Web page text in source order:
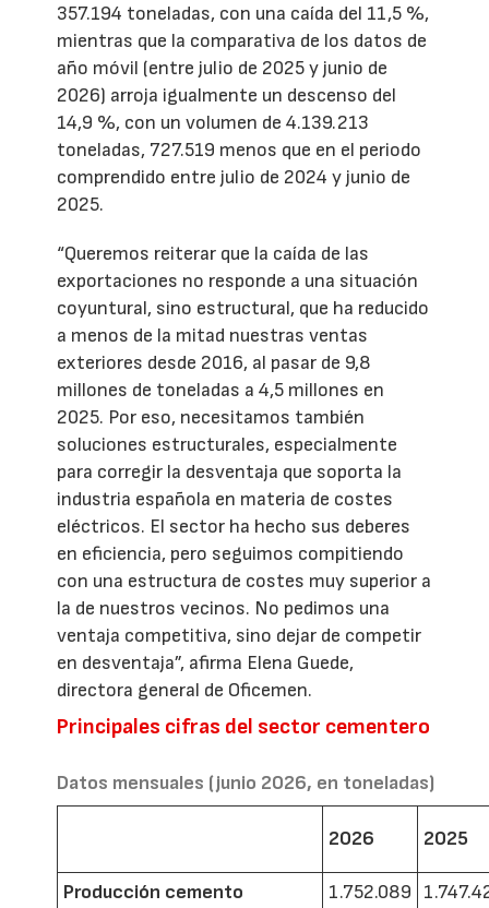
357.194 toneladas, con una caída del 11,5 %,
mientras que la comparativa de los datos de
año móvil (entre julio de 2025 y junio de
2026) arroja igualmente un descenso del
14,9 %, con un volumen de 4.139.213
toneladas, 727.519 menos que en el periodo
comprendido entre julio de 2024 y junio de
2025.
“Queremos reiterar que la caída de las
exportaciones no responde a una situación
coyuntural, sino estructural, que ha reducido
a menos de la mitad nuestras ventas
exteriores desde 2016, al pasar de 9,8
millones de toneladas a 4,5 millones en
2025. Por eso, necesitamos también
soluciones estructurales, especialmente
para corregir la desventaja que soporta la
industria española en materia de costes
eléctricos. El sector ha hecho sus deberes
en eficiencia, pero seguimos compitiendo
con una estructura de costes muy superior a
la de nuestros vecinos. No pedimos una
ventaja competitiva, sino dejar de competir
en desventaja”, afirma Elena Guede,
directora general de Oficemen.
Principales cifras del sector cementero
Datos mensuales (junio 2026, en toneladas)
2026 2025
Producción cemento 1.752.089